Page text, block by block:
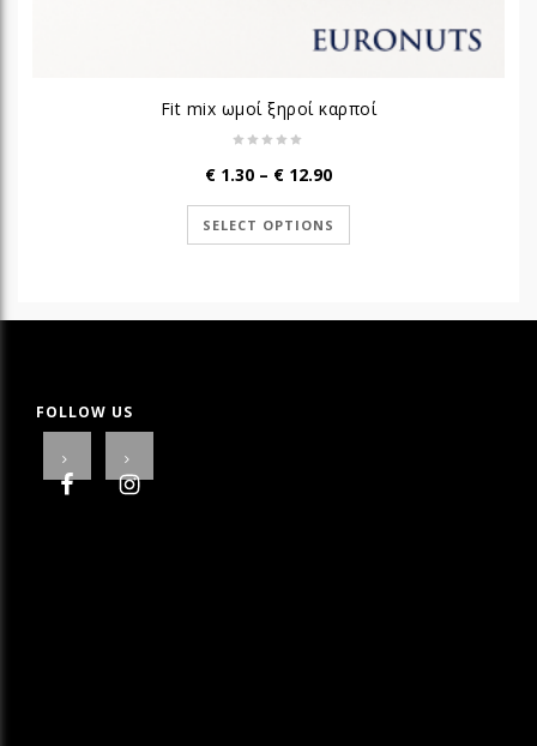
Fit mix ωμοί ξηροί καρποί
€ 1.30 – € 12.90Price
€ 1.30
through
SELECT OPTIONS
FOLLOW US